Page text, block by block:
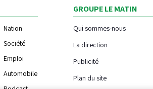
Nation
Société
Emploi
Automobile
GROUPE LE MATIN
Qui sommes-nous
La direction
Publicité
Plan du site